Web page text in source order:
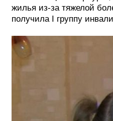
жилья из-за тяжелой
получила I группу